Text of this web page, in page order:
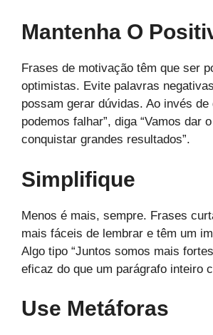
Mantenha O
Frases de motivação têm que ser
optimistas. Evite palavras
possam gerar dúvidas. Ao invés de
podemos falhar”, diga “Vamos dar
conquistar grandes resultados”.
Simplifique
Menos é mais, sempre. Frases
mais fáceis de lembrar e têm um
Algo tipo “Juntos somos mais
eficaz do que um parágrafo inteiro
Use Metáforas